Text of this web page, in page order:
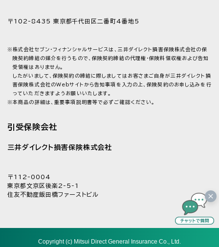
〒102-8435 東京都千代田区二番町4番地5
※株式会社セブン・フィナンシャルサービスは、三井ダイレクト損害保険株式会社の保
険契約締結の媒介を行うもので、保険契約締結の代理権・保険料領収権および告知
受領権はありません。
したがいまして、保険契約の締結に際しましてはお客さまご自身が三井ダイレクト損
害保険株式会社のWebサイトから告知事項を入力の上、保険契約のお申し込みを行
っていただきますようお願いいたします。
※本商品の詳細は、重要事項説明書等で必ずご確認ください。
引受保険会社
三井ダイレクト損害保険株式会社
〒112-0004
東京都文京区後楽2-5-1
住友不動産飯田橋ファーストビル
Copyright (c) Mitsui Direct General Insurance Co., Ltd.